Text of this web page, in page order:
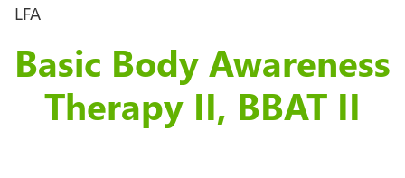
LFA
Basic Body Awareness
Therapy II, BBAT II